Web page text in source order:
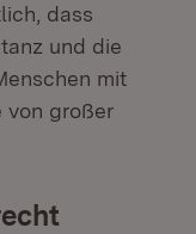
dass
und die
mit
von großer